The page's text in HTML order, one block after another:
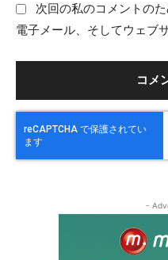
次回の私のコメントの
電子メール、そしてウェブ
-